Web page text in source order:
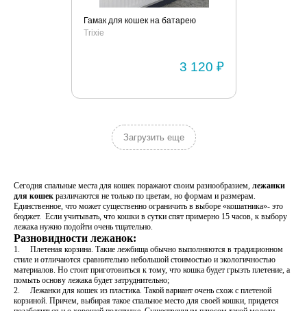
Гамак для кошек на батарею
Trixie
3 120 ₽
Загрузить еще
Сегодня спальные места для кошек поражают своим разнообразием, лежанки
для кошек различаются не только по цветам, но формам и размерам.
Единственное, что может существенно ограничить в выборе «кошатника»- это
бюджет. Если учитывать, что кошки в сутки спят примерно 15 часов, к выбору
лежака нужно подойти очень тщательно.
Разновидности лежанок:
1. Плетеная корзина. Такие лежбища обычно выполняются в традиционном
стиле и отличаются сравнительно небольшой стоимостью и экологичностью
материалов. Но стоит приготовиться к тому, что кошка будет грызть плетение, а
помыть основу лежака будет затруднительно;
2. Лежанки для кошек из пластика. Такой вариант очень схож с плетеной
корзиной. Причем, выбирая такое спальное место для своей кошки, придется